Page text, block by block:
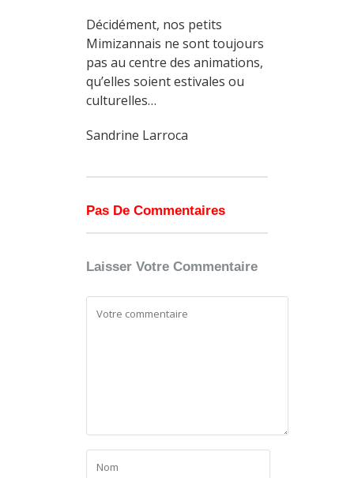
Décidément, nos petits
Mimizannais ne sont toujours
pas au centre des animations,
qu’elles soient estivales ou
culturelles…
Sandrine Larroca
Pas De Commentaires
Laisser Votre Commentaire